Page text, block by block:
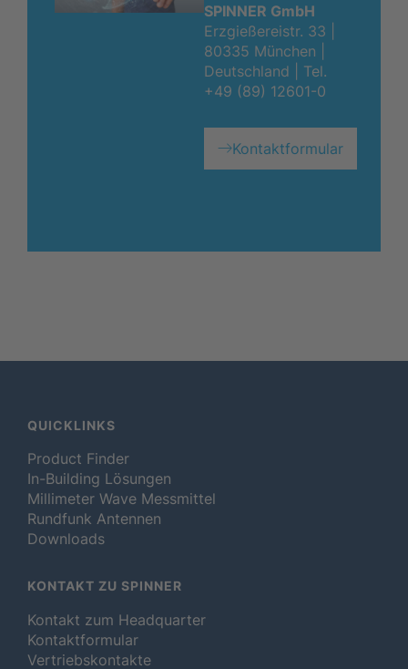
SPINNER GmbH
Erzgießereistr. 33 |
80335 München |
Deutschland | Tel.
+49 (89) 12601-0
Kontaktformular
QUICKLINKS
Product Finder
In-Building Lösungen
Millimeter Wave Messmittel
Rundfunk Antennen
Downloads
KONTAKT ZU SPINNER
Kontakt zum Headquarter
Kontaktformular
Vertriebskontakte